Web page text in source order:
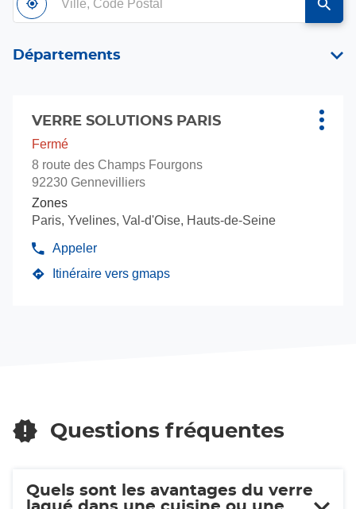
À
proximité
,
trouver
point
de
Code
Postal
un
point
vente
Départements
ENTRÉE
pour
obtenir
plus
informations
Point
de
vente
:
VERRE SOLUTIONS PARIS
Fermé
8 route des Champs Fourgons
92230 Gennevilliers
Zones
Paris, Yvelines, Val-d'Oise, Hauts-de-Seine
Appeler
Afficher
le
numéro
Itinéraire vers gmaps
jusqu'au
Plus
Questions fréquentes
Quels sont les avantages du verre